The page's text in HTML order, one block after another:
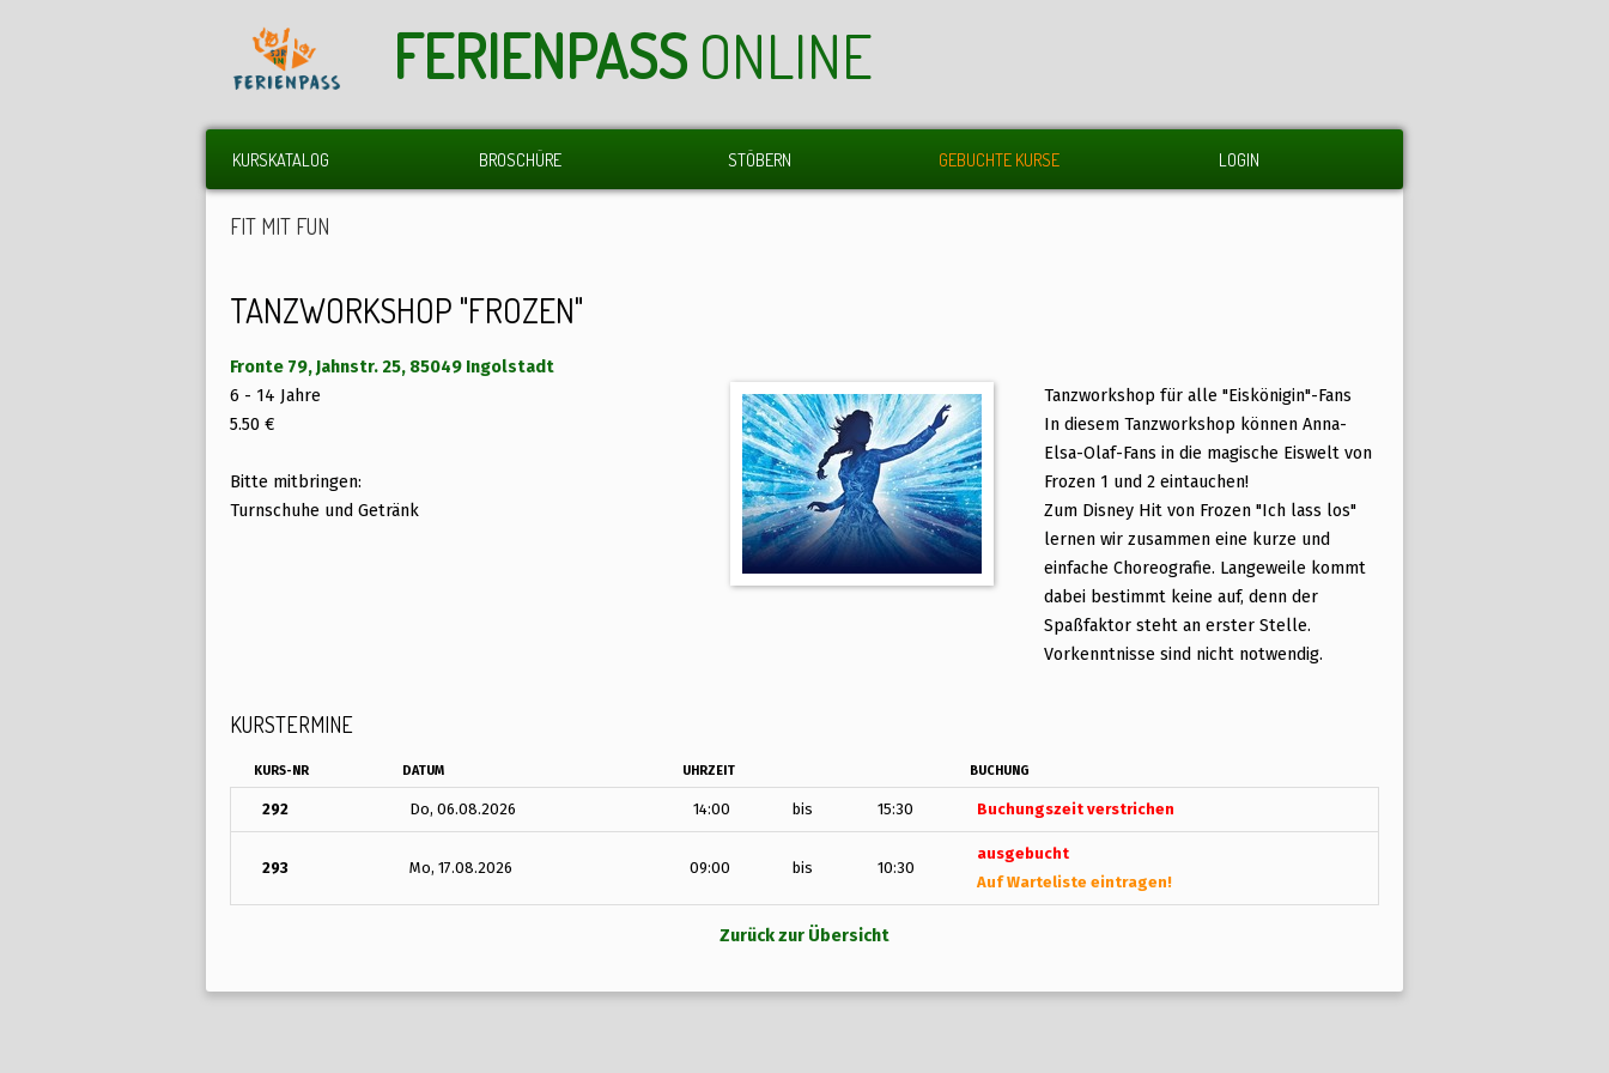
FERIENPASSONLINE
KURSKATALOG BROSCHÜRE STÖBERN GEBUCHTE KURSE LOGIN
FIT MIT FUN
TANZWORKSHOP "FROZEN"
Tanzworkshop für alle "Eiskönigin"-Fans
In diesem Tanzworkshop können Anna-
Elsa-Olaf-Fans in die magische Eiswelt von
Frozen 1 und 2 eintauchen!
Zum Disney Hit von Frozen "Ich lass los"
lernen wir zusammen eine kurze und
einfache Choreografie. Langeweile kommt
dabei bestimmt keine auf, denn der
Spaßfaktor steht an erster Stelle.
Vorkenntnisse sind nicht notwendig.
Fronte 79, Jahnstr. 25, 85049 Ingolstadt
6 - 14 Jahre
5.50 €
Bitte mitbringen:
Turnschuhe und Getränk
KURSTERMINE
KURS-NR DATUM UHRZEIT BUCHUNG
292 Do, 06.08.2026 14:00 bis 15:30 Buchungszeit verstrichen
293 Mo, 17.08.2026 09:00 bis 10:30
ausgebucht
Auf Warteliste eintragen!
Zurück zur Übersicht